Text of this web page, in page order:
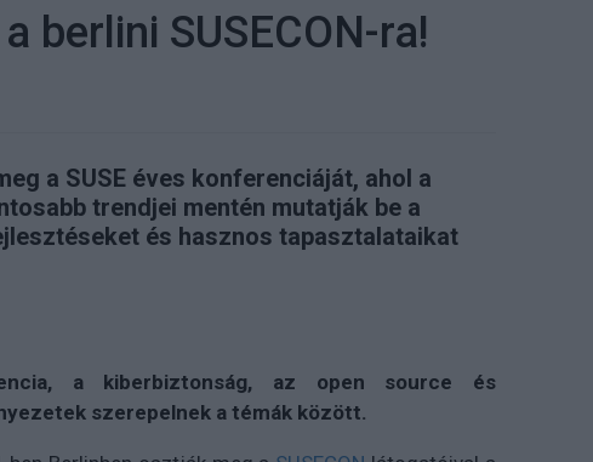
berlini SUSECON-ra!
a SUSE éves konferenciáját, ahol a
trendjei mentén mutatják be a
és hasznos tapasztalataikat
a kiberbiztonság, az open source és
szerepelnek a témák között.